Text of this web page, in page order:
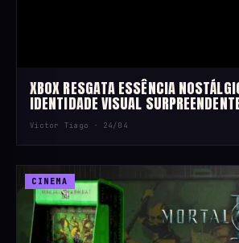
XBOX RESGATA ESSÊNCIA
IDENTIDADE VISUAL
Victor Tiago · 24/04
CINEMA